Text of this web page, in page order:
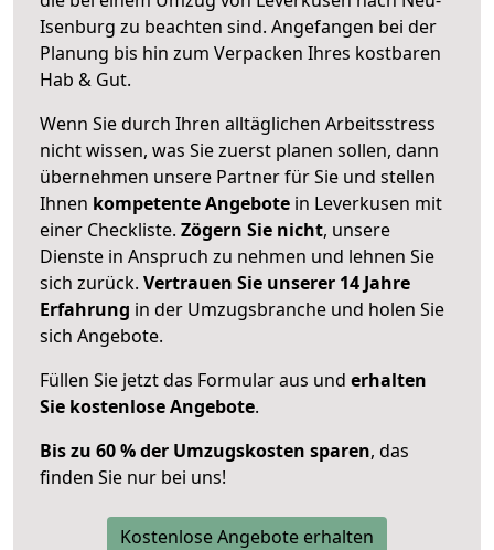
Isenburg zu beachten sind. Angefangen bei der
Planung bis hin zum Verpacken Ihres kostbaren
Hab & Gut.
Wenn Sie durch Ihren alltäglichen Arbeitsstress
nicht wissen, was Sie zuerst planen sollen, dann
übernehmen unsere Partner für Sie und stellen
Ihnen kompetente Angebote in Leverkusen mit
einer Checkliste. Zögern Sie nicht, unsere
Dienste in Anspruch zu nehmen und lehnen Sie
sich zurück. Vertrauen Sie unserer 14 Jahre
Erfahrung in der Umzugsbranche und holen Sie
sich Angebote.
Füllen Sie jetzt das Formular aus und erhalten
Sie kostenlose Angebote.
Bis zu 60 % der Umzugskosten sparen, das
finden Sie nur bei uns!
Kostenlose Angebote erhalten